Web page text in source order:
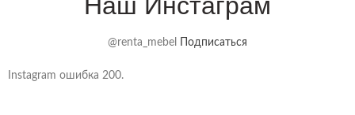
Наш Инстаграм
@renta_mebel Подписаться
Instagram ошибка 200.